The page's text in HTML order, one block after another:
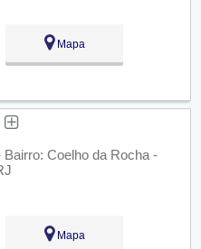
Mapa
Coelho da Rocha -
Mapa